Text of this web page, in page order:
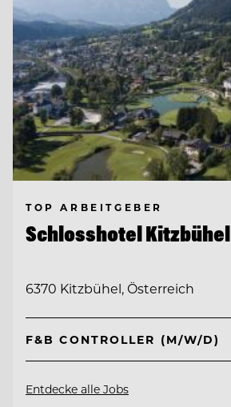
TOP ARBEITGEBER
Schlosshotel Kitzbühel
6370 Kitzbühel, Österreich
F&B CONTROLLER (M/W/D)
Entdecke alle Jobs